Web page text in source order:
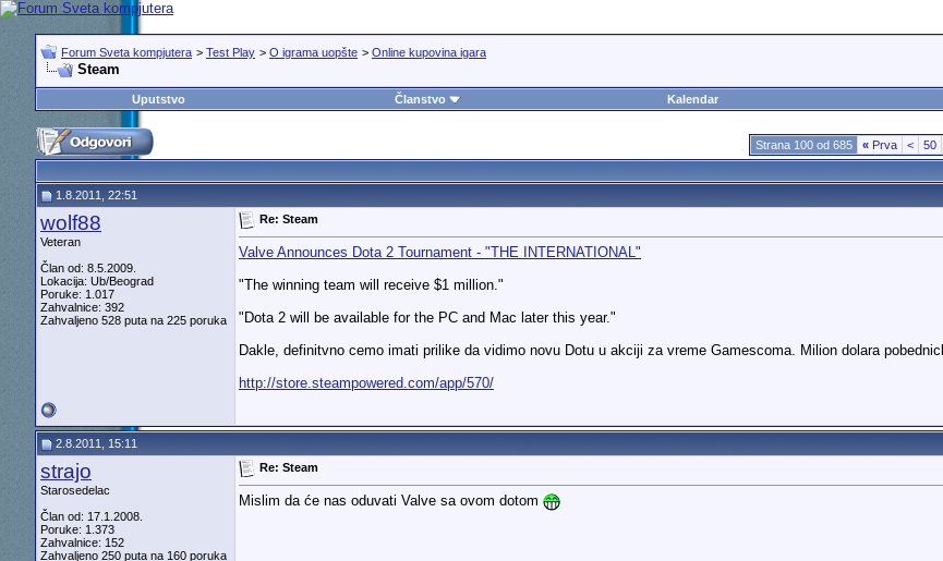
Forum Sveta kompjutera > Test Play > O igrama uopšte > Online kupovina igara
Steam
Uputstvo
Članstvo Kalendar
Strana 100 od 685 «Prva < 50
1.8.2011, 22:51
wolf88
Veteran
Član od: 8.5.2009.
Lokacija: Ub/Beograd
Poruke: 1.017
Zahvalnice: 392
Zahvaljeno 528 puta na 225 poruka
Re: Steam
Valve Announces Dota 2 Tournament - "THE INTERNATIONAL"
"The winning team will receive $1 million."
"Dota 2 will be available for the PC and Mac later this year."
Dakle, definitvno cemo imati prilike da vidimo novu Dotu u akciji za vreme Gamescoma. Milion dolara
http://store.steampowered.com/app/570/
2.8.2011, 15:11
strajo
Starosedelac
Član od: 17.1.2008.
Poruke: 1.373
Zahvalnice: 152
Zahvaljeno 250 puta na 160 poruka
Re: Steam
Mislim da će nas oduvati Valve sa ovom dotom